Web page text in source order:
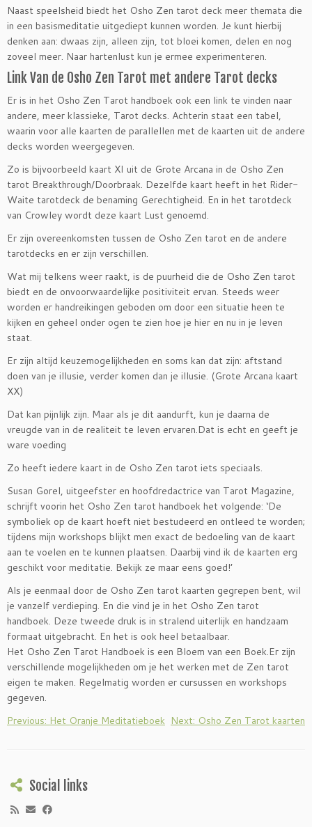
Naast speelsheid biedt het Osho Zen tarot deck meer themata die
in een basismeditatie uitgediept kunnen worden. Je kunt hierbij
denken aan: dwaas zijn, alleen zijn, tot bloei komen, delen en nog
zoveel meer. Naar hartenlust kun je ermee experimenteren.
Link Van de Osho Zen Tarot met andere Tarot decks
Er is in het Osho Zen Tarot handboek ook een link te vinden naar
andere, meer klassieke, Tarot decks. Achterin staat een tabel,
waarin voor alle kaarten de parallellen met de kaarten uit de andere
decks worden weergegeven.
Zo is bijvoorbeeld kaart XI uit de Grote Arcana in de Osho Zen
tarot Breakthrough/Doorbraak. Dezelfde kaart heeft in het Rider-
Waite tarotdeck de benaming Gerechtigheid. En in het tarotdeck
van Crowley wordt deze kaart Lust genoemd.
Er zijn overeenkomsten tussen de Osho Zen tarot en de andere
tarotdecks en er zijn verschillen.
Wat mij telkens weer raakt, is de puurheid die de Osho Zen tarot
biedt en de onvoorwaardelijke positiviteit ervan. Steeds weer
worden er handreikingen geboden om door een situatie heen te
kijken en geheel onder ogen te zien hoe je hier en nu in je leven
staat.
Er zijn altijd keuzemogelijkheden en soms kan dat zijn: aftstand
doen van je illusie, verder komen dan je illusie. (Grote Arcana kaart
XX)
Dat kan pijnlijk zijn. Maar als je dit aandurft, kun je daarna de
vreugde van in de realiteit te leven ervaren.Dat is echt en geeft je
ware voeding
Zo heeft iedere kaart in de Osho Zen tarot iets speciaals.
Susan Gorel, uitgeefster en hoofdredactrice van Tarot Magazine,
schrijft voorin het Osho Zen tarot handboek het volgende: ‘De
symboliek op de kaart hoeft niet bestudeerd en ontleed te worden;
tijdens mijn workshops blijkt men exact de bedoeling van de kaart
aan te voelen en te kunnen plaatsen. Daarbij vind ik de kaarten erg
geschikt voor meditatie. Bekijk ze maar eens goed!’
Als je eenmaal door de Osho Zen tarot kaarten gegrepen bent, wil
je vanzelf verdieping. En die vind je in het Osho Zen tarot
handboek. Deze tweede druk is in stralend uiterlijk en handzaam
formaat uitgebracht. En het is ook heel betaalbaar.
Het Osho Zen Tarot Handboek is een Bloem van een Boek.Er zijn
verschillende mogelijkheden om je het werken met de Zen tarot
eigen te maken. Regelmatig worden er cursussen en workshops
gegeven.
Previous: Het Oranje Meditatieboek Next: Osho Zen Tarot kaarten
Social links